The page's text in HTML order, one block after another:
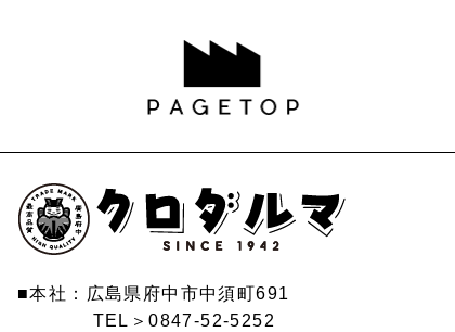
■本社：広島県府中市中須町691
TEL＞0847-52-5252